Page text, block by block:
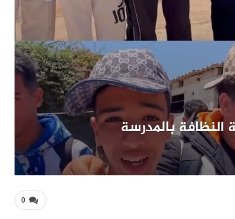
النظافة بالمدرسة
0